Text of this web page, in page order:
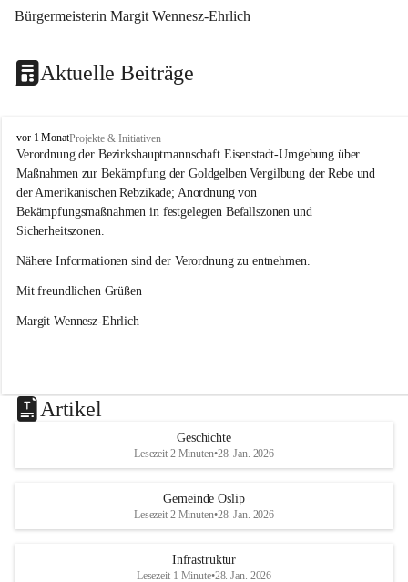
Bürgermeisterin Margit Wennesz-Ehrlich
Aktuelle Beiträge
O
s
l
i
p
vor 1 MonatProjekte & Initiativen
Verordnung der Bezirkshauptmannschaft Eisenstadt-Umgebung über
Maßnahmen zur Bekämpfung der Goldgelben Vergilbung der Rebe und
der Amerikanischen Rebzikade; Anordnung von
Bekämpfungsmaßnahmen in festgelegten Befallszonen und
Sicherheitszonen.
Nähere Informationen sind der Verordnung zu entnehmen.
Mit freundlichen Grüßen
Margit Wennesz-Ehrlich
Artikel
Geschichte
Lesezeit 2 Minuten•28. Jan. 2026
Gemeinde Oslip
Lesezeit 2 Minuten•28. Jan. 2026
Infrastruktur
Lesezeit 1 Minute•28. Jan. 2026